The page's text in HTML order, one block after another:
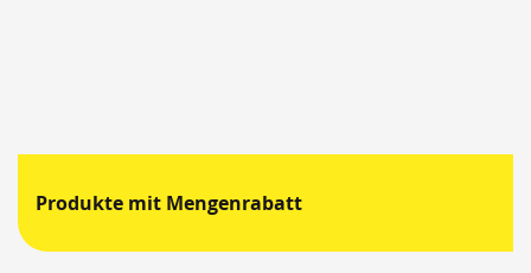
Produkte mit Mengenrabatt